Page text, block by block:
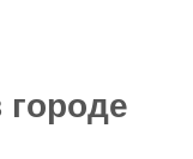
городе